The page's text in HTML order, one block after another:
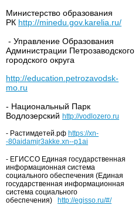
Министерство образования
РК http://minedu.gov.karelia.ru/
- Управление Образования
Администрации Петрозаводского
городского округа
http://education.petrozavodsk-
mo.ru
- Национальный Парк
Водлозерский http://vodlozero.ru
- Растимдетей.рф https://xn-
-80aidamjr3akke.xn--p1ai
- ЕГИССО Единая государственная
информационная система
социального обеспечения (Единая
государственная информационная
система социального
обеспечения)
http://egisso.ru/#/